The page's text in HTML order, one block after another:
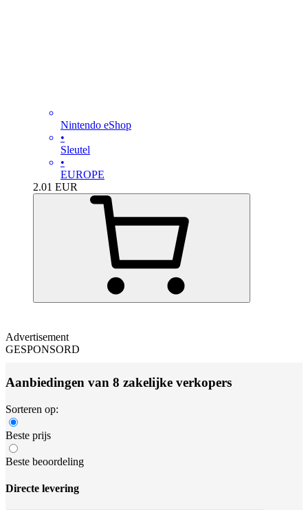
Nintendo eShop
•
Sleutel
•
EUROPE
2.01 EUR
Advertisement
GESPONSORD
Aanbiedingen van 8 zakelijke verkopers
Sorteren op:
Beste prijs
Beste beoordeling
Directe levering